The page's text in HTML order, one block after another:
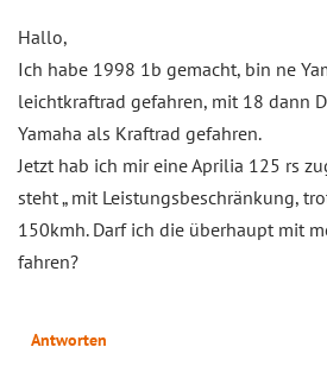
Hallo,
Ich habe 1998 1b gemacht, bin ne
leichtkraftrad gefahren, mit 18 dann
Yamaha als Kraftrad gefahren.
Jetzt hab ich mir eine Aprilia 125 rs
steht „ mit Leistungsbeschränkung,
150kmh. Darf ich die überhaupt mit
fahren?
Antworten